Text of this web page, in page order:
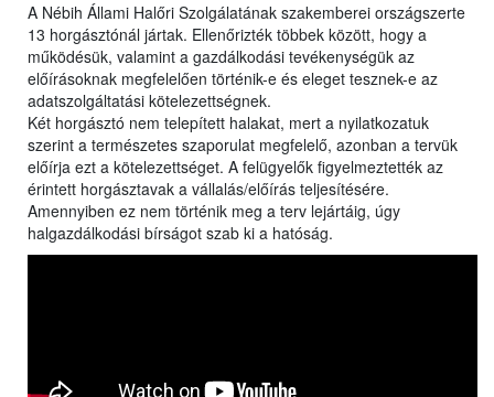
A Nébih Állami Halőri Szolgálatának szakemberei országszerte
13 horgásztónál jártak. Ellenőrizték többek között, hogy a
működésük, valamint a gazdálkodási tevékenységük az
előírásoknak megfelelően történik-e és eleget tesznek-e az
adatszolgáltatási kötelezettségnek.
Két horgásztó nem telepített halakat, mert a nyilatkozatuk
szerint a természetes szaporulat megfelelő, azonban a tervük
előírja ezt a kötelezettséget. A felügyelők figyelmeztették az
érintett horgásztavak a vállalás/előírás teljesítésére.
Amennyiben ez nem történik meg a terv lejártáig, úgy
halgazdálkodási bírságot szab ki a hatóság.